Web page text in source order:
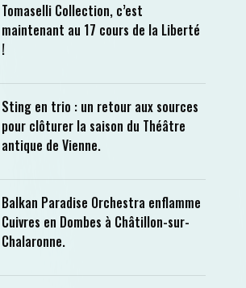
Tomaselli Collection, c’est
maintenant au 17 cours de la Liberté
!
Sting en trio : un retour aux sources
pour clôturer la saison du Théâtre
antique de Vienne.
Balkan Paradise Orchestra enflamme
Cuivres en Dombes à Châtillon-sur-
Chalaronne.